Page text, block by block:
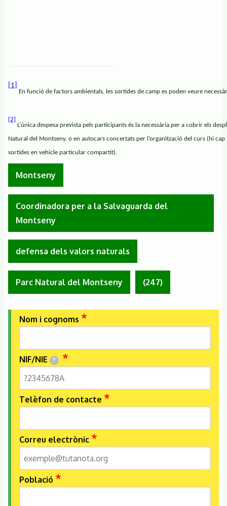
[1]
En funció de factors ambientals, les sortides de camp es poden veure
[2]
L’única despesa prevista pels participants és la necessària per a cobrir els
Natural del Montseny, o en autocars concertats per l’organització del curs (hi
sortides en vehicle particular compartit).
Montseny
Coordinadora per a la Salvaguarda del
Montseny
defensa dels valors naturals
Parc Natural del Montseny (247)
Nom i cognoms
NIF/NIE ?
Telèfon de contacte
Correu electrònic
Població